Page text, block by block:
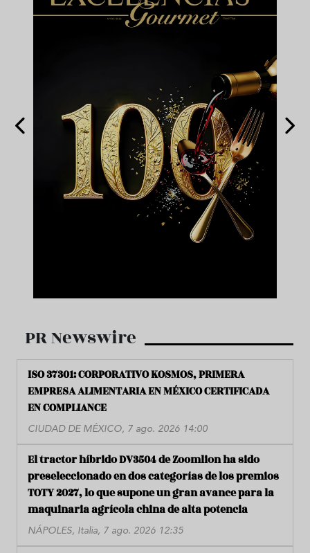
PR Newswire
ISO 37301: CORPORATIVO KOSMOS, PRIMERA
EMPRESA ALIMENTARIA EN MÉXICO CERTIFICADA
EN COMPLIANCE
CIUDAD DE MÉXICO, 7 ago. 2026 14:00
El tractor híbrido DV3504 de Zoomlion ha sido
preseleccionado en dos categorías de los premios
TOTY 2027, lo que supone un gran avance para la
maquinaria agrícola china de alta potencia
NÁPOLES, Italia, 7 ago. 2026 12:35